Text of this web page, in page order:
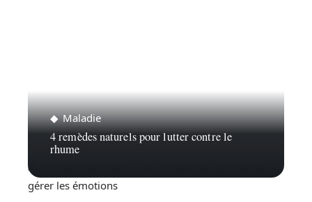
Maladie
4 remèdes naturels pour lutter contre le
rhume